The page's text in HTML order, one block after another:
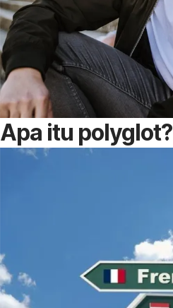
Apa itu polyglot?